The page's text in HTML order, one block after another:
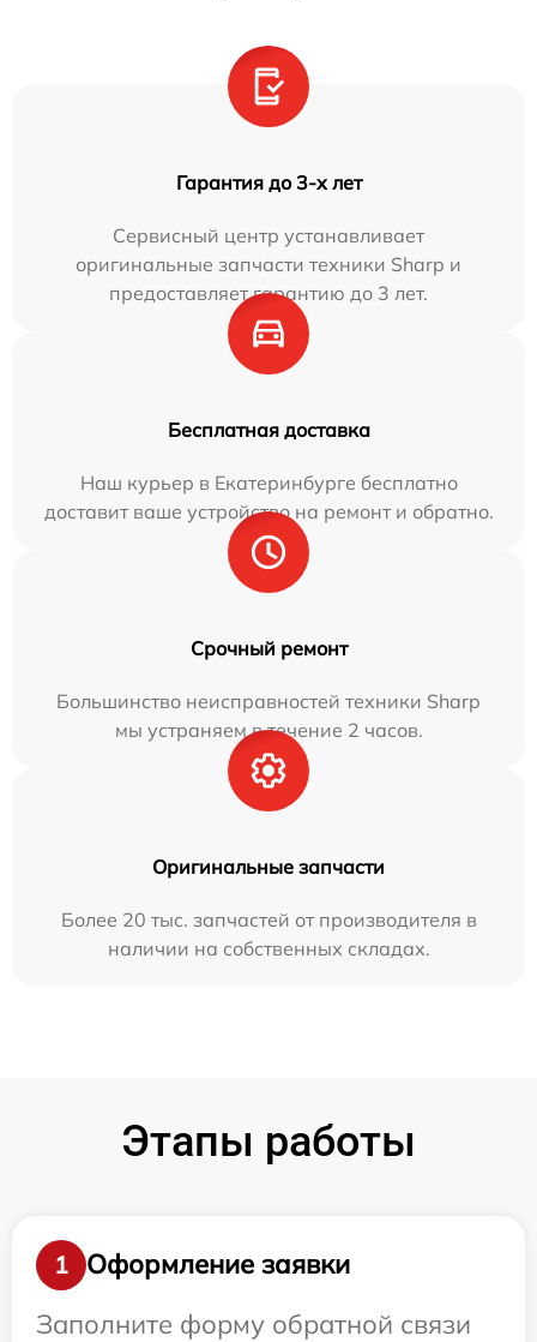
Гарантия до 3-х лет
Сервисный центр устанавливает
оригинальные запчасти техники Sharp и
предоставляет гарантию до 3 лет.
Бесплатная доставка
Наш курьер в Екатеринбурге бесплатно
доставит ваше устройство на ремонт и обратно.
Срочный ремонт
Большинство неисправностей техники Sharp
мы устраняем в течение 2 часов.
Оригинальные запчасти
Более 20 тыс. запчастей от производителя в
наличии на собственных складах.
Этапы работы
1
Оформление заявки
Заполните форму обратной связи